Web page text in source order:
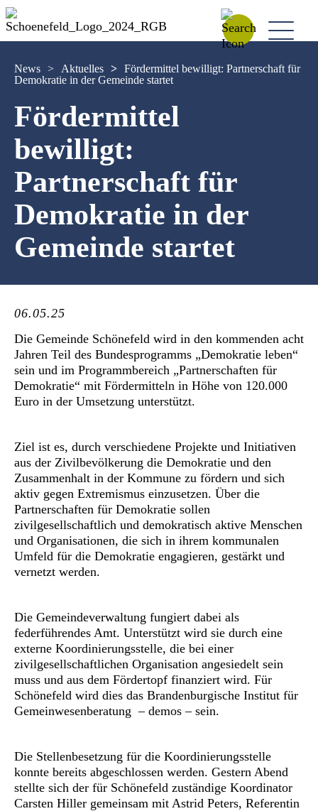
News > Aktuelles > Fördermittel bewilligt: Partnerschaft für
Demokratie in der Gemeinde startet
Fördermittel
bewilligt:
Partnerschaft für
Demokratie in der
Gemeinde startet
06.05.25
Die Gemeinde Schönefeld wird in den kommenden acht
Jahren Teil des Bundesprogramms „Demokratie leben“
sein und im Programmbereich „Partnerschaften für
Demokratie“ mit Fördermitteln in Höhe von 120.000
Euro in der Umsetzung unterstützt.
Ziel ist es, durch verschiedene Projekte und Initiativen
aus der Zivilbevölkerung die Demokratie und den
Zusammenhalt in der Kommune zu fördern und sich
aktiv gegen Extremismus einzusetzen. Über die
Partnerschaften für Demokratie sollen
zivilgesellschaftlich und demokratisch aktive Menschen
und Organisationen, die sich in ihrem kommunalen
Umfeld für die Demokratie engagieren, gestärkt und
vernetzt werden.
Die Gemeindeverwaltung fungiert dabei als
federführendes Amt. Unterstützt wird sie durch eine
externe Koordinierungsstelle, die bei einer
zivilgesellschaftlichen Organisation angesiedelt sein
muss und aus dem Fördertopf finanziert wird. Für
Schönefeld wird dies das Brandenburgische Institut für
Gemeinwesenberatung – demos – sein.
Die Stellenbesetzung für die Koordinierungsstelle
konnte bereits abgeschlossen werden. Gestern Abend
stellte sich der für Schönefeld zuständige Koordinator
Carsten Hiller gemeinsam mit Astrid Peters, Referentin